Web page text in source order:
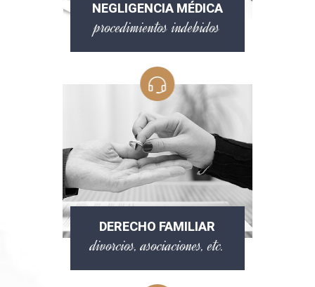
NEGLIGENCIA MÉDICA
procedimientos indebidos
DERECHO FAMILIAR
divorcios, asociaciones, etc.